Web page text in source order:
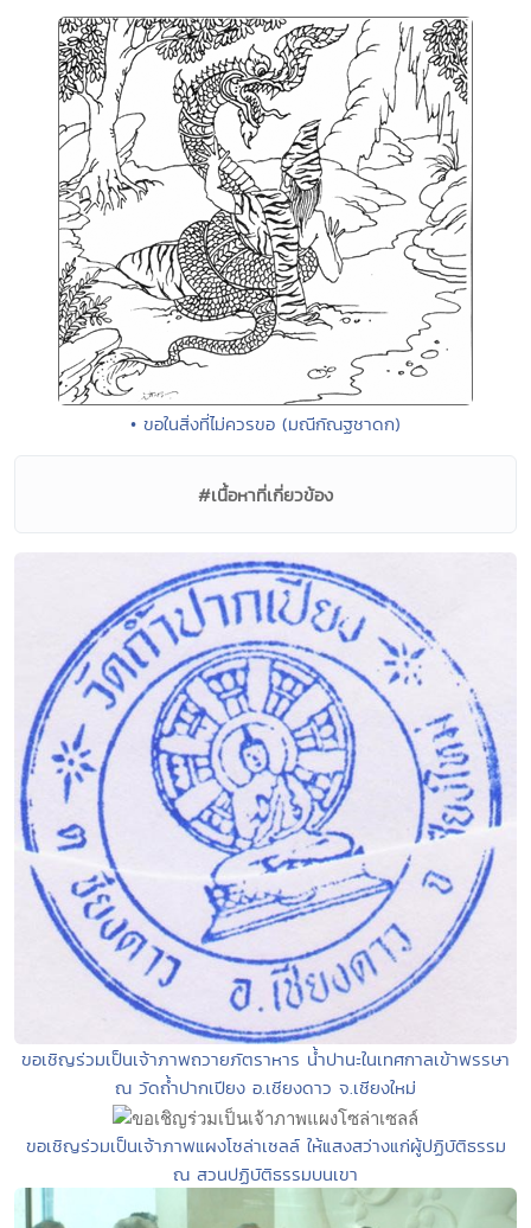
• ขอในสิ่งที่ไม่ควรขอ (มณีกัณฐชาดก)
#เนื้อหาที่เกี่ยวข้อง
ขอเชิญร่วมเป็นเจ้าภาพถวายภัตราหาร น้ำปานะในเทศกาลเข้าพรรษา
ณ วัดถ้ำปากเปียง อ.เชียงดาว จ.เชียงใหม่
ขอเชิญร่วมเป็นเจ้าภาพแผงโซล่าเซลล์ ให้แสงสว่างแก่ผู้ปฏิบัติธรรม
ณ สวนปฏิบัติธรรมบนเขา